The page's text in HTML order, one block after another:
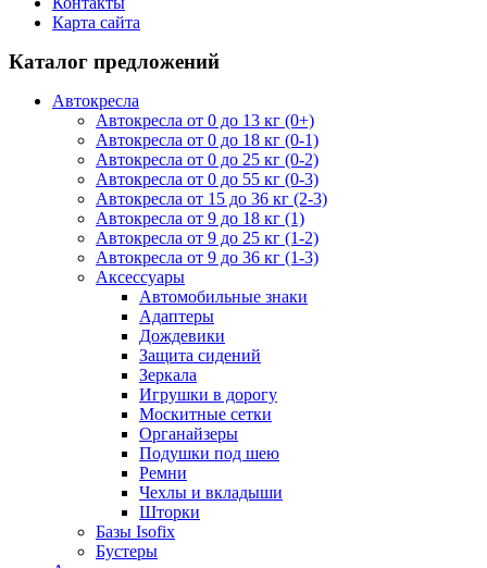
Карта сайта
Каталог предложений
Автокресла
Автокресла от 0 до 13 кг (0+)
Автокресла от 0 до 18 кг (0-1)
Автокресла от 0 до 25 кг (0-2)
Автокресла от 0 до 55 кг (0-3)
Автокресла от 15 до 36 кг (2-3)
Автокресла от 9 до 18 кг (1)
Автокресла от 9 до 25 кг (1-2)
Автокресла от 9 до 36 кг (1-3)
Аксессуары
Автомобильные знаки
Адаптеры
Дождевики
Защита сидений
Зеркала
Игрушки в дорогу
Москитные сетки
Органайзеры
Подушки под шею
Ремни
Чехлы и вкладыши
Шторки
Базы Isofix
Бустеры